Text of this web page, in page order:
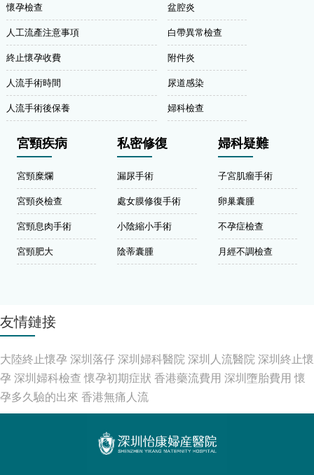
懷孕檢查
人工流產注意事項
終止懷孕收費
人流手術時間
人流手術後保養
盆腔炎
白帶異常檢查
附件炎
尿道感染
婦科檢查
宮頸疾病
宮頸糜爛
宮頸炎檢查
宮頸息肉手術
宮頸肥大
私密修復
漏尿手術
處女膜修復手術
小陰縮小手術
陰蒂囊腫
婦科疑難
子宮肌瘤手術
卵巢囊腫
不孕症檢查
月經不調檢查
友情鏈接
大陸終止懷孕 深圳落仔深圳婦科醫院深圳人流醫院深圳終止懷
孕 深圳婦科檢查 懷孕初期症狀 香港藥流費用 深圳墮胎費用 懷
孕多久驗的出來 香港無痛人流